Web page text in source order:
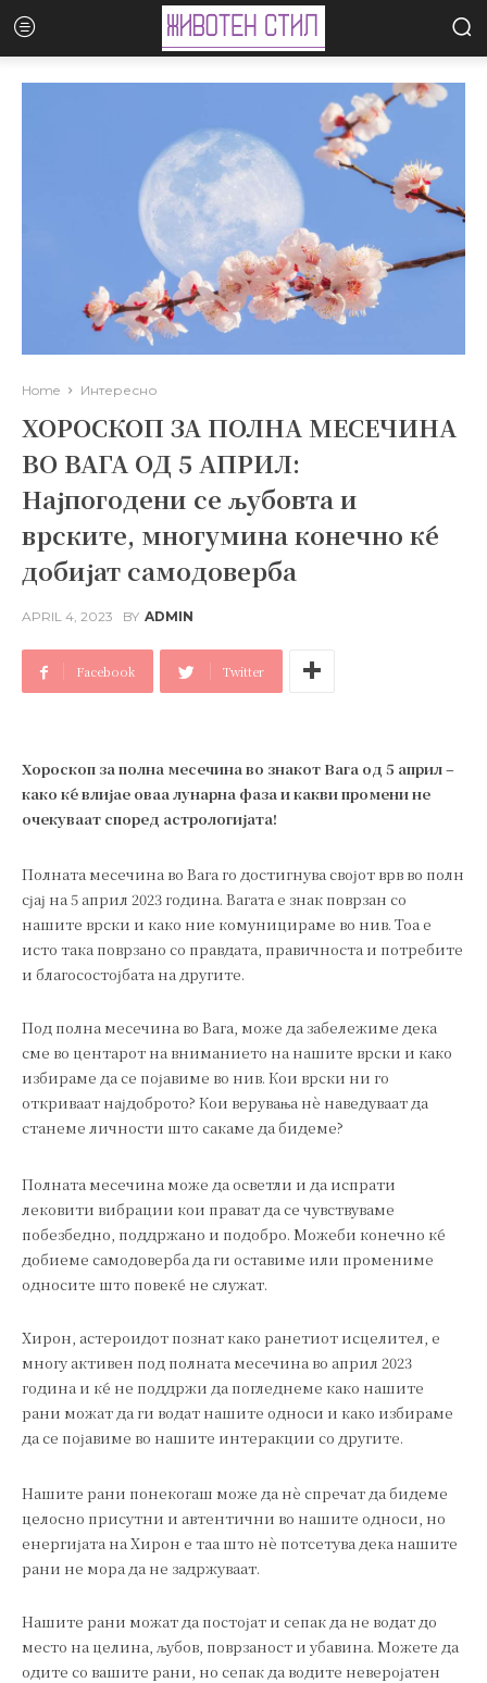
Home Интересно
ХОРОСКОП ЗА ПОЛНА МЕСЕЧИНА
ВО ВАГА ОД 5 АПРИЛ:
Најпогодени се љубовта и
врските, многумина конечно ќе
добијат самодоверба
APRIL 4, 2023 BY ADMIN
Facebook Twitter
Хороскоп за полна месечина во знакот Вага од 5 април –
како ќе влијае оваа лунарна фаза и какви промени не
очекуваат според астрологијата!
Полната месечина во Вага го достигнува својот врв во полн
сјај на 5 април 2023 година. Вагата е знак поврзан со
нашите врски и како ние комуницираме во нив. Тоа е
исто така поврзано со правдата, правичноста и потребите
и благосостојбата на другите.
Под полна месечина во Вага, може да забележиме дека
сме во центарот на вниманието на нашите врски и како
избираме да се појавиме во нив. Кои врски ни го
откриваат најдоброто? Кои верувања нè наведуваат да
станеме личности што сакаме да бидеме?
Полната месечина може да осветли и да испрати
лековити вибрации кои прават да се чувствуваме
побезбедно, поддржано и подобро. Можеби конечно ќе
добиеме самодоверба да ги оставиме или промениме
односите што повеќе не служат.
Хирон, астероидот познат како ранетиот исцелител, е
многу активен под полната месечина во април 2023
година и ќе не поддржи да погледнеме како нашите
рани можат да ги водат нашите односи и како избираме
да се појавиме во нашите интеракции со другите.
Нашите рани понекогаш може да нè спречат да бидеме
целосно присутни и автентични во нашите односи, но
енергијата на Хирон е таа што нè потсетува дека нашите
рани не мора да не задржуваат.
Нашите рани можат да постојат и сепак да не водат до
место на целина, љубов, поврзаност и убавина. Можете да
одите со вашите рани, но сепак да водите неверојатен